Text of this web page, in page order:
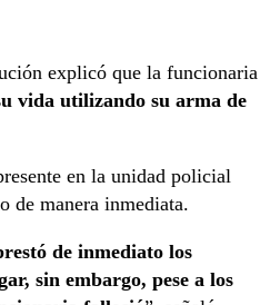
explicó que la funcionaria
vida utilizando su arma de
en la unidad policial
de manera inmediata.
de inmediato los
sin embargo, pese a los